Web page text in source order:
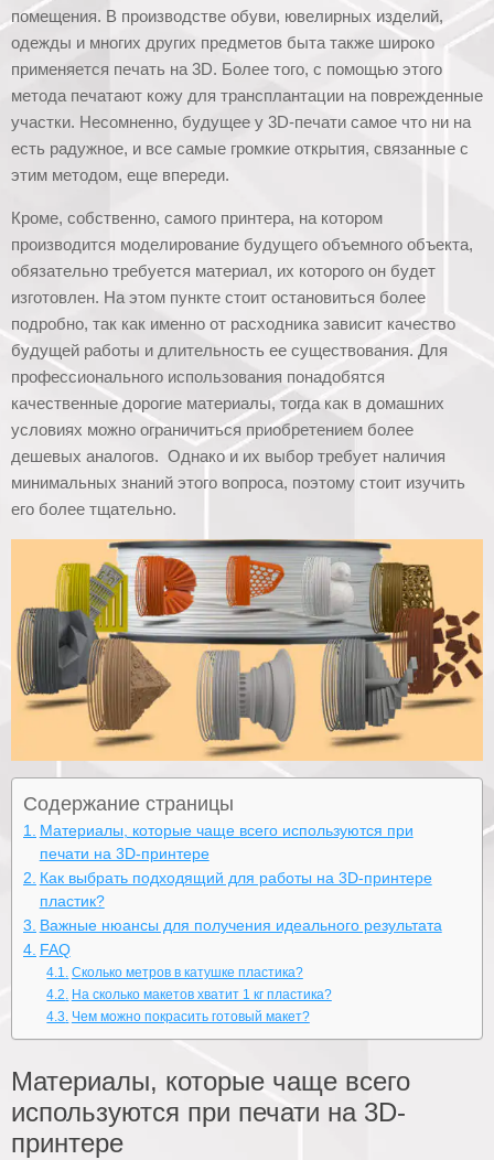
помещения. В производстве обуви, ювелирных изделий,
одежды и многих других предметов быта также широко
применяется печать на 3D. Более того, с помощью этого
метода печатают кожу для трансплантации на поврежденные
участки. Несомненно, будущее у 3D-печати самое что ни на
есть радужное, и все самые громкие открытия, связанные с
этим методом, еще впереди.
Кроме, собственно, самого принтера, на котором
производится моделирование будущего объемного объекта,
обязательно требуется материал, их которого он будет
изготовлен. На этом пункте стоит остановиться более
подробно, так как именно от расходника зависит качество
будущей работы и длительность ее существования. Для
профессионального использования понадобятся
качественные дорогие материалы, тогда как в домашних
условиях можно ограничиться приобретением более
дешевых аналогов. Однако и их выбор требует наличия
минимальных знаний этого вопроса, поэтому стоит изучить
его более тщательно.
Содержание страницы
Материалы, которые чаще всего используются при
печати на 3D-принтере
Как выбрать подходящий для работы на 3D-принтере
пластик?
Важные нюансы для получения идеального результата
FAQ
Сколько метров в катушке пластика?
На сколько макетов хватит 1 кг пластика?
Чем можно покрасить готовый макет?
Материалы, которые чаще всего
используются при печати на 3D-
принтере